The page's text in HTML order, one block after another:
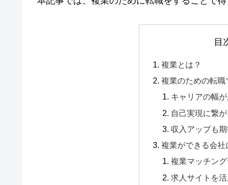
目
複業とは？
複業のための転職
キャリアの幅
自己実現に繋が
収入アップも
複業ができる会社
複業マッチン
求人サイトを